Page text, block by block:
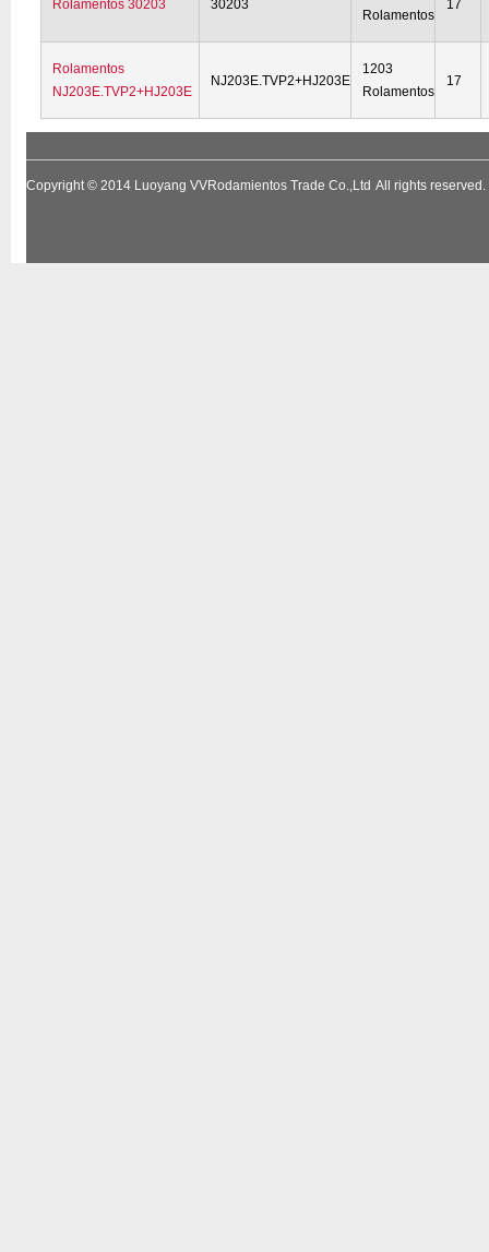
Rolamentos 30203 30203
Rolamentos
17
Rolamentos
NJ203E.TVP2+HJ203E
NJ203E.TVP2+HJ203E
1203
Rolamentos
17
Copyright © 2014 Luoyang VVRodamientos Trade Co.,Ltd All rights